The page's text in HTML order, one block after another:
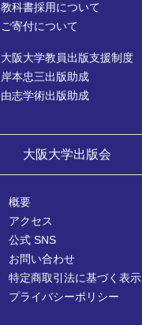
教科書採用について
ご寄付について
大阪大学教員出版支援制度
岸本忠三出版助成
由志学術出版助成
大阪大学出版会
概要
アクセス
公式 SNS
お問い合わせ
特定商取引法に基づく表示
プライバシーポリシー